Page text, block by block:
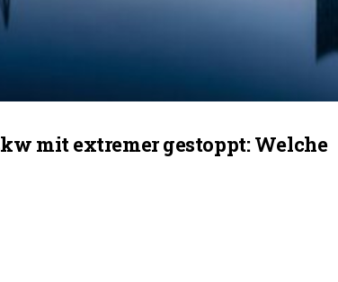
mit extremer gestoppt: Welche